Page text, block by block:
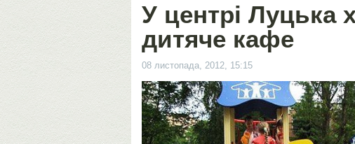
У центрі Луцька
дитяче кафе
08 листопада, 2012, 15:15